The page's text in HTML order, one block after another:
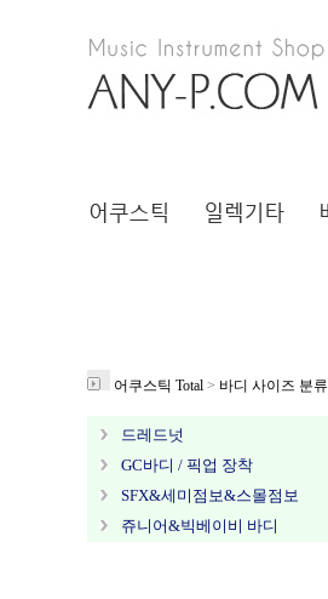
어쿠스틱 Total > 바디 사이즈 분류
드레드넛
GC바디 / 픽업 장착
SFX&세미점보&스몰점보
쥬니어&빅베이비 바디